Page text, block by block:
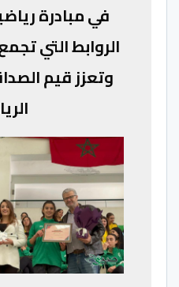
في مبادرة
الروابط التي
وتعزز قيم